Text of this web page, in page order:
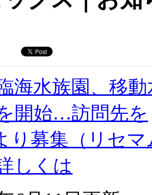
海水族園、移動
開始…訪問先を
り募集（リセマ
しくは